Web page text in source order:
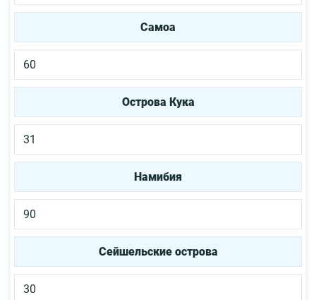
Самоа
60
Острова Кука
31
Намибия
90
Сейшельские острова
30